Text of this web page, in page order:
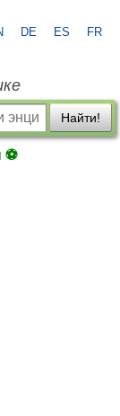
DE ES FR
Найти!
⚽